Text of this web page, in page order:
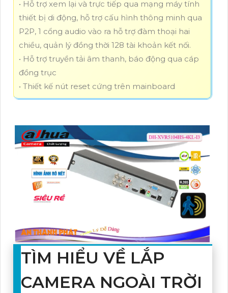
• Hỗ trợ xem lại và trực tiếp qua mạng máy tính
thiết bị di động, hỗ trợ cấu hình thông minh qua
P2P, 1 cổng audio vào ra hỗ trợ đàm thoại hai
chiều, quản lý đồng thời 128 tài khoản kết nối.
• Hỗ trợ truyền tải âm thanh, báo động qua cáp
đồng trục
• Thiết kế nút reset cứng trên mainboard
TÌM HIỂU VỀ LẮP
CAMERA NGOÀI TRỜI